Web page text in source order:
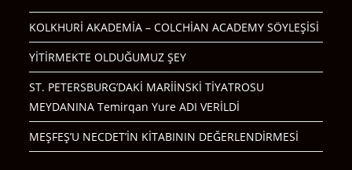
KOLKHURİ AKADEMİA – COLCHİAN ACADEMY SÖYLEŞİSİ
YİTİRMEKTE OLDUĞUMUZ ŞEY
ST. PETERSBURG’DAKİ MARİİNSKİ TİYATROSU
MEYDANINA Temirqan Yure ADI VERİLDİ
MEŞFEŞ’U NECDET’İN KİTABININ DEĞERLENDİRMESİ